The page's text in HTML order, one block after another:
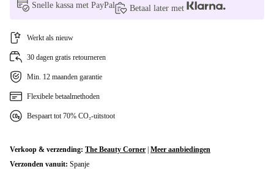
Snelle kassa met PayPal
Betaal later met
Werkt als nieuw
30 dagen gratis retourneren
Min. 12 maanden garantie
Flexibele betaalmethoden
Bespaart tot 70% CO₂-uitstoot
Verkoop & verzending: The Beauty Corner Meer aanbiedingen
Verzonden vanuit: Spanje